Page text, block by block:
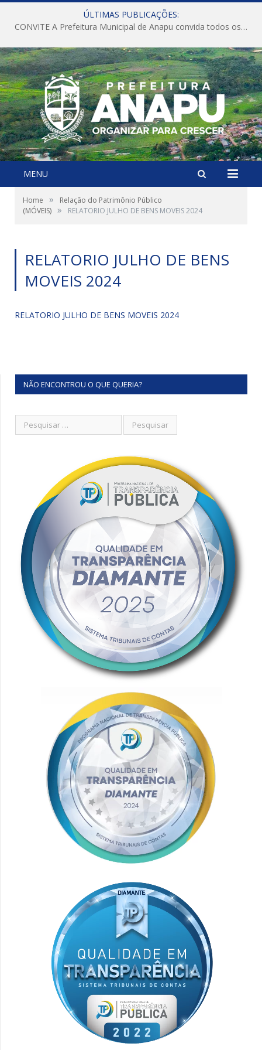
ÚLTIMAS PUBLICAÇÕES:
CONVITE A Prefeitura Municipal de Anapu convida todos os servidores públicos municipais para participarem da Audiência Pública de discussão da Lei de Diretrizes Orçamentárias (LDO), importante instrumento de planejamento das ações e investimentos da Administração Pública para o próximo exercício financeiro.
MENU
Home »
Relação do Patrimônio Público
(MÓVEIS) » RELATORIO JULHO DE BENS MOVEIS 2024
RELATORIO JULHO DE BENS
MOVEIS 2024
RELATORIO JULHO DE BENS MOVEIS 2024
NÃO ENCONTROU O QUE QUERIA?